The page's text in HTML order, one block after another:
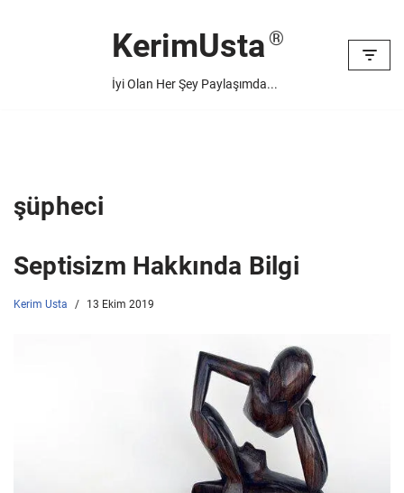
KerimUsta
İyi Olan Her Şey Paylaşımda...
şüpheci
Septisizm Hakkında Bilgi
Kerim Usta 13 Ekim 2019